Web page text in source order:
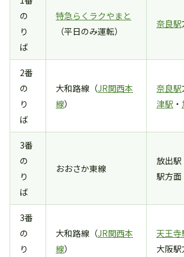
の
り
ば
特急らくラクやまと
（平日のみ運転）
奈良駅
2番
の
り
ば
大和路線（JR関西本
線）
奈良駅
津駅 ・
3番
の
り
ば
おおさか東線
放出
駅方面
3番
の
り
大和路線（JR関西本
線）
天王寺
大阪駅